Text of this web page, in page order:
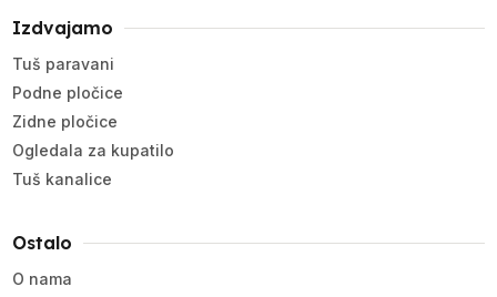
Izdvajamo
Tuš paravani
Podne pločice
Zidne pločice
Ogledala za kupatilo
Tuš kanalice
Ostalo
O nama